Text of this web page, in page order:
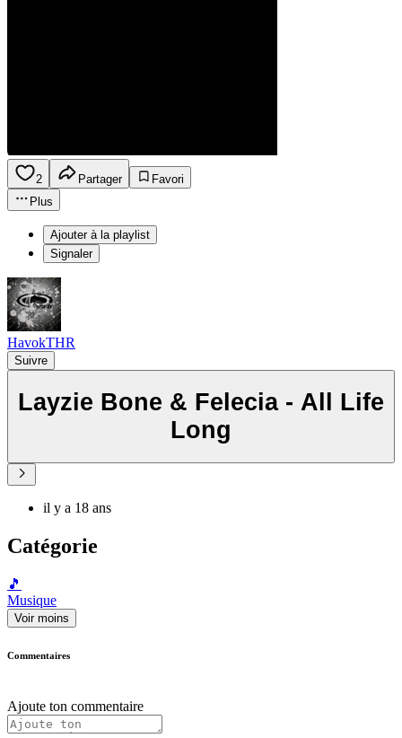
2 Partager
Favori
Plus
Ajouter à la playlist
Signaler
HavokTHR
Suivre
Layzie Bone & Felecia - All Life
Long
il y a 18 ans
Catégorie
🎵
Musique
Voir moins
Commentaires
Ajoute ton commentaire